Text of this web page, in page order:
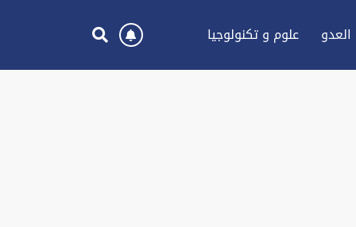
علوم و تكنولوجيا